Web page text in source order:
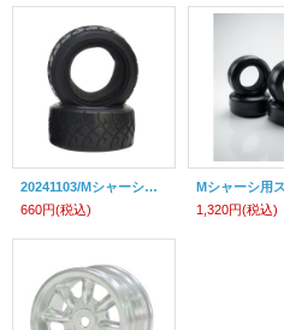
20241103/Mシャーシ用ラジアルタイヤ(インナースポンジ付)2個入
660円(税込)
1,320円(税込)